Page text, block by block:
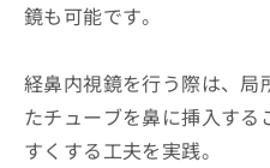
鏡も可能です。
経鼻内視鏡を行う際は、局
たチューブを鼻に挿入す
すくする工夫を実践。